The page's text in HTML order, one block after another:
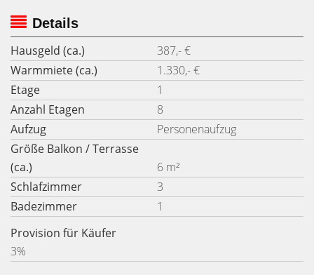
Details
Hausgeld (ca.)
387,- €
Warmmiete (ca.)
1.330,- €
Etage
1
Anzahl Etagen
8
Aufzug
Personenaufzug
Größe Balkon / Terrasse
(ca.)
6 m²
Schlafzimmer
3
Badezimmer
1
Provision für Käufer
3%